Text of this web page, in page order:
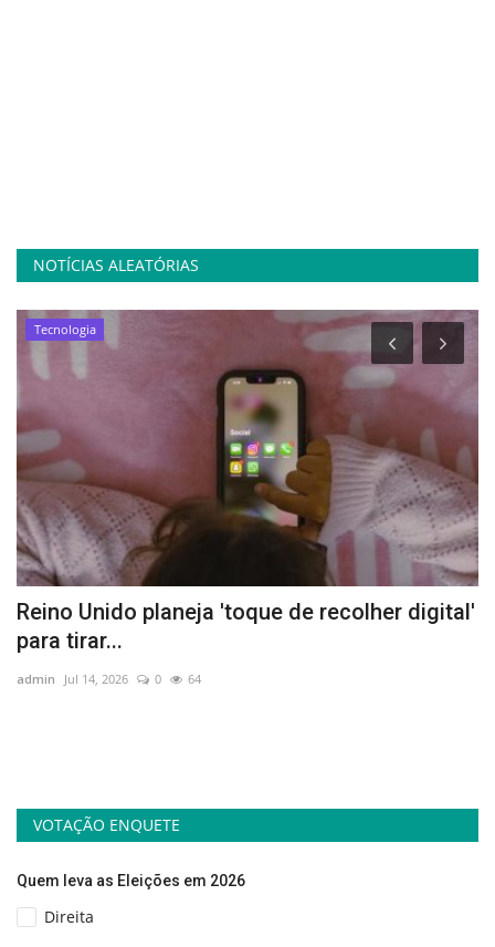
NOTÍCIAS ALEATÓRIAS
Tecnologia
Reino Unido planeja 'toque de recolher digital'
para tirar...
admin Jul 14, 2026 0 64
VOTAÇÃO ENQUETE
Quem leva as Eleições em 2026
Direita